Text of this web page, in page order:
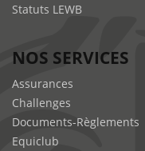
Statuts LEWB
NOS SERVICES
Assurances
Challenges
Documents-Règlements
Equiclub